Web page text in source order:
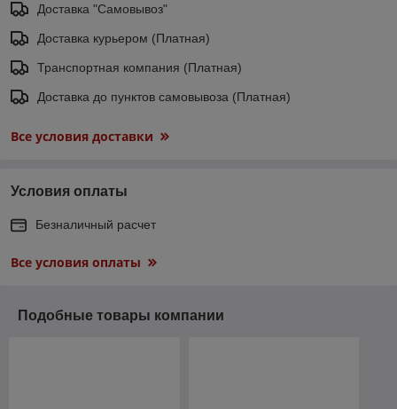
Доставка "Самовывоз"
Доставка курьером (Платная)
Транспортная компания (Платная)
Доставка до пунктов самовывоза (Платная)
Все условия доставки
Условия оплаты
Безналичный расчет
Все условия оплаты
Подобные товары компании